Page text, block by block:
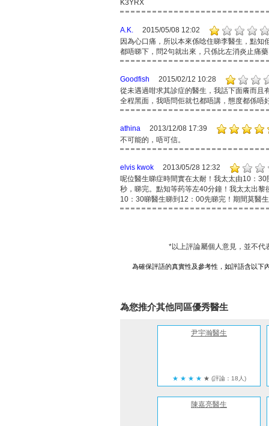
K3YRX
A.K.
2015/05/08 12:02
因為心口痛，所以本來係唸住睇李醫生，點
都唔睇下，問2句就出來，只係比左消炎止痛
Goodfish
2015/02/12 10:28
從未遇過咁求其診症的醫生，我話下面癢而且
全程黑面，我唔問佢就乜都唔講，態度都係唔
athina
2013/12/08 17:39
不可能的，唔可信。
elvis kwok
2013/05/28 12:32
呢位醫生睇症時間實在太耐！我太太由10：
秒，睇完。點知等药等左40分鐘！我太太出
10：30睇醫生睇到12：00先睇完！期間莫醫
*以上評論屬個人意見，並不代
為確保評語的真實性及參考性，如評語含以下
為您推介其他同區優秀醫生
尹宇瀚醫生
★ ★ ★ ★ ★ (評論：18人)
陳嘉亮醫生